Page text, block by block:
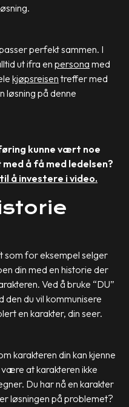
perfekt sammen. I
ut ifra en persona med
kjøpsreisen treffer med
løsning på denne
kunne vært noe
å få med ledelsen?
å investere i video.
som for eksempel selger
din med en historie der
Ved å bruke “DU”
den du vil kommunisere
en karakter, din seer.
karakteren din kan kjenne
at karakteren ikke
Du har nå en karakter
løsningen på problemet?